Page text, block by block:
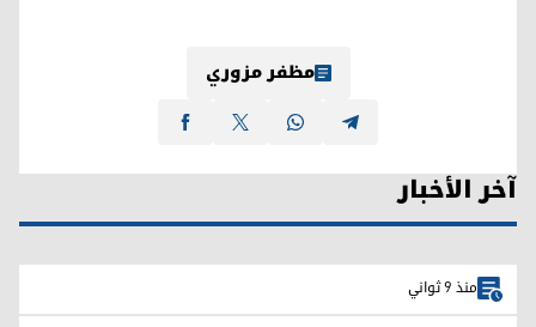
مظفر مزوري
آخر الأخبار
منذ 9 ثواني